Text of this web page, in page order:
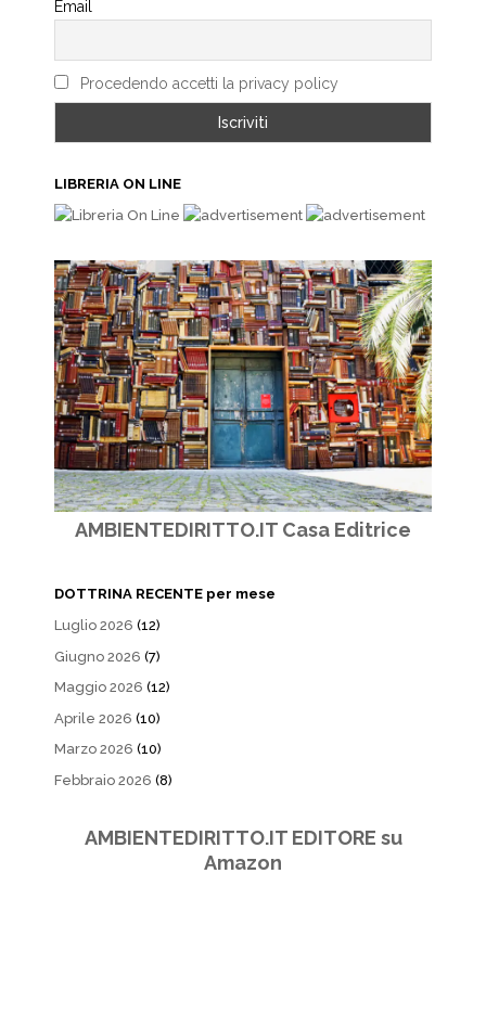
Email
Procedendo accetti la privacy policy
LIBRERIA ON LINE
AMBIENTEDIRITTO.IT Casa Editrice
DOTTRINA RECENTE per mese
Luglio 2026 (12)
Giugno 2026 (7)
Maggio 2026 (12)
Aprile 2026 (10)
Marzo 2026 (10)
Febbraio 2026 (8)
AMBIENTEDIRITTO.IT EDITORE su
Amazon